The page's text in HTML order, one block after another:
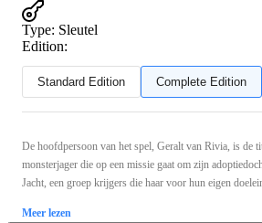
Type: Sleutel
Edition:
Standard Edition Complete Edition
De hoofdpersoon van het spel, Geralt van Rivia, is de
monsterjager die op een missie gaat om zijn
Jacht, een groep krijgers die haar voor hun eigen
Meer lezen